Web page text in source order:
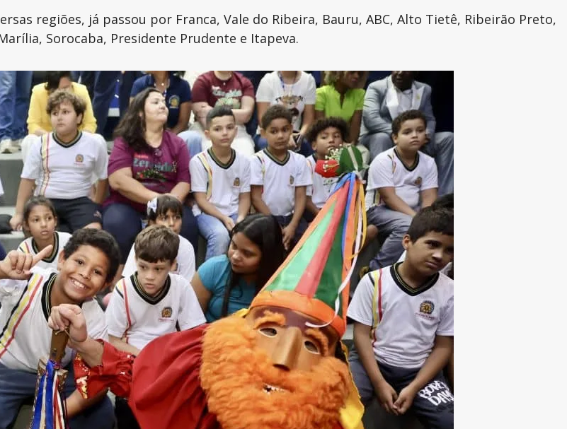
regiões, já passou por Franca, Vale do Ribeira, Bauru, ABC, Alto Tietê, Ribeirão Preto,
Sorocaba, Presidente Prudente e Itapeva.